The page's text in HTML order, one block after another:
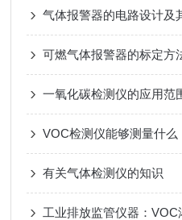
气体报警器的电路设计及
可燃气体报警器的标定方
一氧化碳检测仪的应用范
VOC检测仪能够测量什么
有关气体检测仪的知识